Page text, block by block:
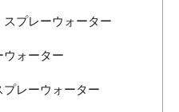
プレーウォーター
ウォーター
レーウォーター